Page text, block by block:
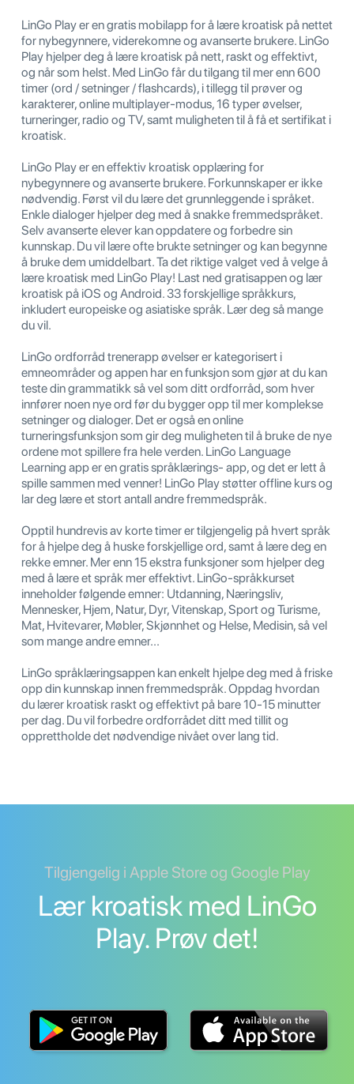
LinGo Play er en gratis mobilapp for å lære kroatisk på nettet
for nybegynnere, viderekomne og avanserte brukere. LinGo
Play hjelper deg å lære kroatisk på nett, raskt og effektivt,
og når som helst. Med LinGo får du tilgang til mer enn 600
timer (ord / setninger / flashcards), i tillegg til prøver og
karakterer, online multiplayer-modus, 16 typer øvelser,
turneringer, radio og TV, samt muligheten til å få et sertifikat i
kroatisk.
LinGo Play er en effektiv kroatisk opplæring for
nybegynnere og avanserte brukere. Forkunnskaper er ikke
nødvendig. Først vil du lære det grunnleggende i språket.
Enkle dialoger hjelper deg med å snakke fremmedspråket.
Selv avanserte elever kan oppdatere og forbedre sin
kunnskap. Du vil lære ofte brukte setninger og kan begynne
å bruke dem umiddelbart. Ta det riktige valget ved å velge å
lære kroatisk med LinGo Play! Last ned gratisappen og lær
kroatisk på iOS og Android. 33 forskjellige språkkurs,
inkludert europeiske og asiatiske språk. Lær deg så mange
du vil.
LinGo ordforråd trenerapp øvelser er kategorisert i
emneområder og appen har en funksjon som gjør at du kan
teste din grammatikk så vel som ditt ordforråd, som hver
innfører noen nye ord før du bygger opp til mer komplekse
setninger og dialoger. Det er også en online
turneringsfunksjon som gir deg muligheten til å bruke de nye
ordene mot spillere fra hele verden. LinGo Language
Learning app er en gratis språklærings- app, og det er lett å
spille sammen med venner! LinGo Play støtter offline kurs og
lar deg lære et stort antall andre fremmedspråk.
Opptil hundrevis av korte timer er tilgjengelig på hvert språk
for å hjelpe deg å huske forskjellige ord, samt å lære deg en
rekke emner. Mer enn 15 ekstra funksjoner som hjelper deg
med å lære et språk mer effektivt. LinGo-språkkurset
inneholder følgende emner: Utdanning, Næringsliv,
Mennesker, Hjem, Natur, Dyr, Vitenskap, Sport og Turisme,
Mat, Hvitevarer, Møbler, Skjønnhet og Helse, Medisin, så vel
som mange andre emner...
LinGo språklæringsappen kan enkelt hjelpe deg med å friske
opp din kunnskap innen fremmedspråk. Oppdag hvordan
du lærer kroatisk raskt og effektivt på bare 10-15 minutter
per dag. Du vil forbedre ordforrådet ditt med tillit og
opprettholde det nødvendige nivået over lang tid.
Tilgjengelig i Apple Store og Google Play
Lær kroatisk med LinGo
Play. Prøv det!